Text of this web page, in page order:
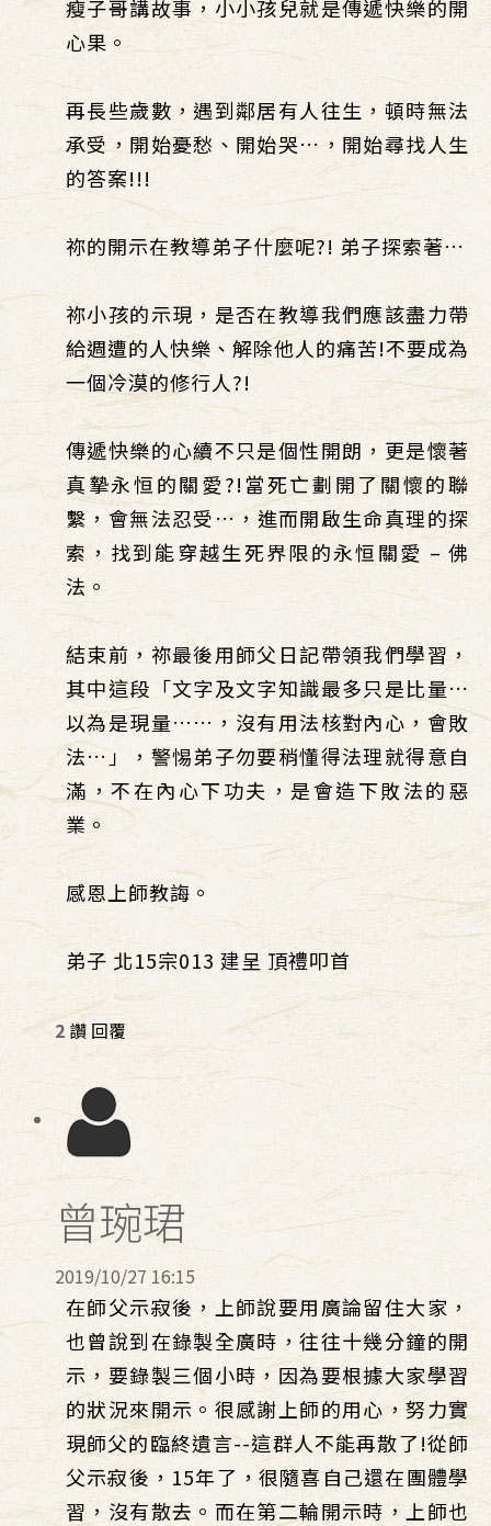
瘦子哥講故事，小小孩兒就是傳遞快樂的開
心果。
再長些歲數，遇到鄰居有人往生，頓時無法
承受，開始憂愁、開始哭…，開始尋找人生
的答案!!!
祢的開示在教導弟子什麼呢?! 弟子探索著…
祢小孩的示現，是否在教導我們應該盡力帶
給週遭的人快樂、解除他人的痛苦!不要成為
一個冷漠的修行人?!
傳遞快樂的心續不只是個性開朗，更是懷著
真摯永恒的關愛?!當死亡劃開了關懷的聯
繫，會無法忍受…，進而開啟生命真理的探
索，找到能穿越生死界限的永恒關愛 – 佛
法。
結束前，祢最後用師父日記帶領我們學習，
其中這段「文字及文字知識最多只是比量…
以為是現量……，沒有用法核對內心，會敗
法…」，警惕弟子勿要稍懂得法理就得意自
滿，不在內心下功夫，是會造下敗法的惡
業。
感恩上師教誨。
弟子 北15宗013 建呈 頂禮叩首
2 讚 回覆
曾琬珺
2019/10/27 16:15
在師父示寂後，上師說要用廣論留住大家，
也曾說到在錄製全廣時，往往十幾分鐘的開
示，要錄製三個小時，因為要根據大家學習
的狀況來開示。很感謝上師的用心，努力實
現師父的臨終遺言--這群人不能再散了!從師
父示寂後，15年了，很隨喜自己還在團體學
習，沒有散去。而在第二輪開示時，上師也